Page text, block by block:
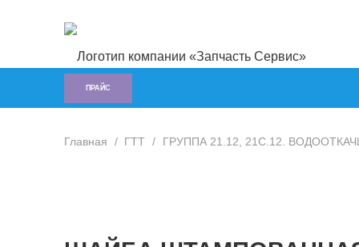
ПРАЙС
Главная / ГTT / ГРУППА 21.12, 21С.12.